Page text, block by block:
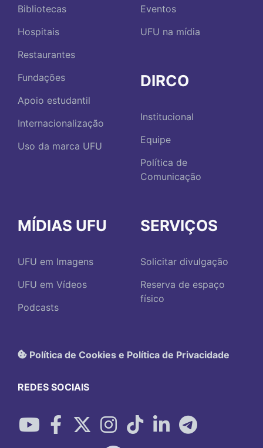
Bibliotecas
Hospitais
Restaurantes
Fundações
Apoio estudantil
Internacionalização
Uso da marca UFU
Eventos
UFU na mídia
DIRCO
Institucional
Equipe
Política de
Comunicação
MÍDIAS UFU
UFU em Imagens
UFU em Vídeos
Podcasts
SERVIÇOS
Solicitar divulgação
Reserva de espaço
físico
Política de Cookies e Política de Privacidade
REDES SOCIAIS